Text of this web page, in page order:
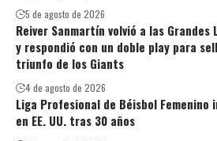
5 de agosto de 2026
Reiver Sanmartín volvió a las Grandes
y respondió con un doble play para
triunfo de los Giants
4 de agosto de 2026
Liga Profesional de Béisbol Femenino
en EE. UU. tras 30 años